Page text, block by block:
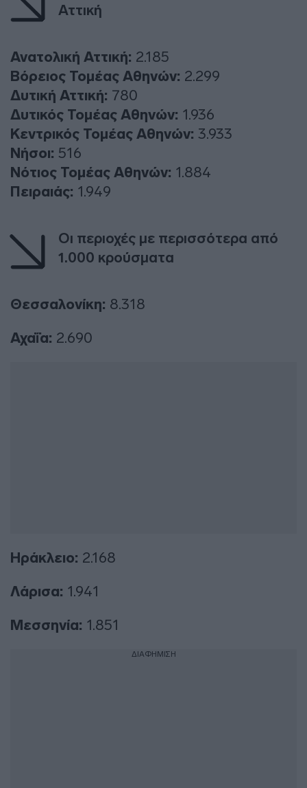
Αττική
Ανατολική Αττική: 2.185
Βόρειος Τομέας Αθηνών: 2.299
Δυτική Αττική: 780
Δυτικός Τομέας Αθηνών: 1.936
Κεντρικός Τομέας Αθηνών: 3.933
Νήσοι: 516
Νότιος Τομέας Αθηνών: 1.884
Πειραιάς: 1.949
Οι περιοχές με περισσότερα από
1.000 κρούσματα
Θεσσαλονίκη: 8.318
Αχαΐα: 2.690
Ηράκλειο: 2.168
Λάρισα: 1.941
Μεσσηνία: 1.851
ΔΙΑΦΗΜΙΣΗ